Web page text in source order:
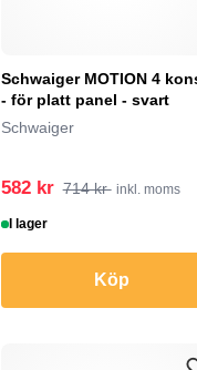
Schwaiger MOTION 4
- för platt panel - svart
Schwaiger
582 kr 714 kr inkl. moms
I lager
Köp